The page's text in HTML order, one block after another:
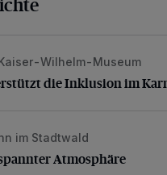
die Inklusion im
Wilhelm-Museum
die Inklusion im
Atmosphäre
im Stadtwald
Atmosphäre